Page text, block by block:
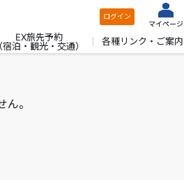
ログイン
マイページ
EX旅先予約
宿泊・観光・交通）
各種リンク・ご案内
。